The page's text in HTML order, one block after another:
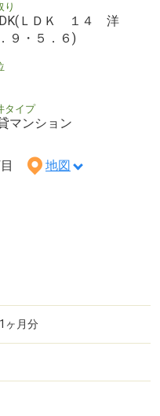
り
ＬＤＫ １４ 洋
９・５．６)
タイプ
マンション
目 地図
ヶ月分